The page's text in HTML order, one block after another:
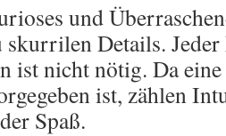
und
skurrilen Details.
ist nicht nötig. Da
ist, zählen
Spaß.